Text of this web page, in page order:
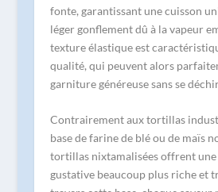
fonte, garantissant une cuisson
léger gonflement dû à la vapeur
texture élastique est
qualité, qui peuvent alors
garniture généreuse sans se
Contrairement aux tortillas
base de farine de blé ou de maïs
tortillas nixtamalisées offrent une
gustative beaucoup plus riche et